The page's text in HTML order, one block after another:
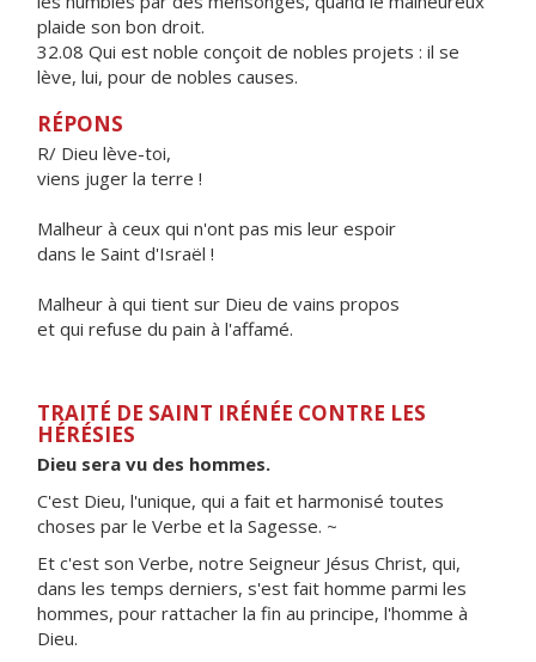
plaide son bon droit.
32.08 Qui est noble conçoit de nobles projets : il se
lève, lui, pour de nobles causes.
RÉPONS
R/ Dieu lève-toi,
viens juger la terre !
Malheur à ceux qui n'ont pas mis leur espoir
dans le Saint d'Israël !
Malheur à qui tient sur Dieu de vains propos
et qui refuse du pain à l'affamé.
TRAITÉ DE SAINT IRÉNÉE CONTRE LES
HÉRÉSIES
Dieu sera vu des hommes.
C'est Dieu, l'unique, qui a fait et harmonisé toutes
choses par le Verbe et la Sagesse. ~
Et c'est son Verbe, notre Seigneur Jésus Christ, qui,
dans les temps derniers, s'est fait homme parmi les
hommes, pour rattacher la fin au principe, l'homme à
Dieu.